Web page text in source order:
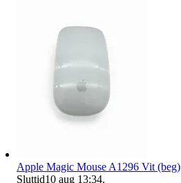
Apple Magic Mouse A1296 Vit (beg)
Sluttid10 aug 13:34.